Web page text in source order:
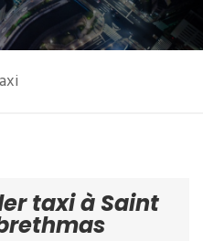
taxi à Saint